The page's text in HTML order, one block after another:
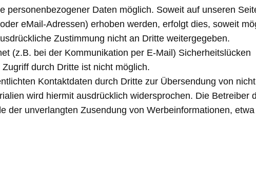
personenbezogener Daten möglich. Soweit auf unseren
eMail-Adressen) erhoben werden, erfolgt dies, soweit
Zustimmung nicht an Dritte weitergegeben.
(z.B. bei der Kommunikation per E-Mail) Sicherheitslücken
durch Dritte ist nicht möglich.
Kontaktdaten durch Dritte zur Übersendung von nicht
wird hiermit ausdrücklich widersprochen. Die Betreiber
der unverlangten Zusendung von Werbeinformationen,